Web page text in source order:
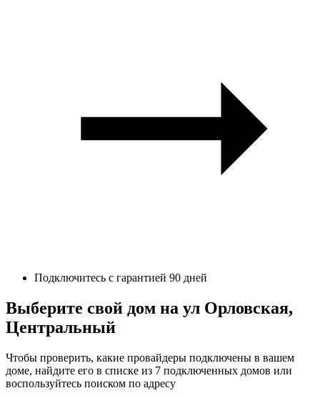
Подключитесь с гарантией 90 дней
Выберите свой дом на ул Орловская,
Центральный
Чтобы проверить, какие провайдеры подключены в вашем
доме, найдите его в списке из 7 подключенных домов или
воспользуйтесь поиском по адресу